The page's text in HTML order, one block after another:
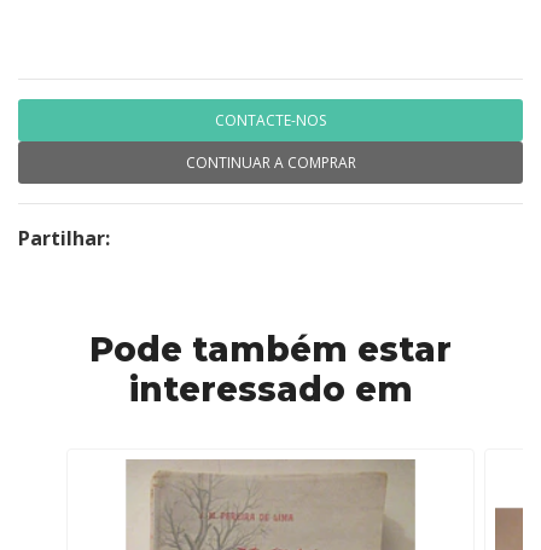
CONTACTE-NOS
CONTINUAR A COMPRAR
Partilhar:
Pode também estar
interessado em